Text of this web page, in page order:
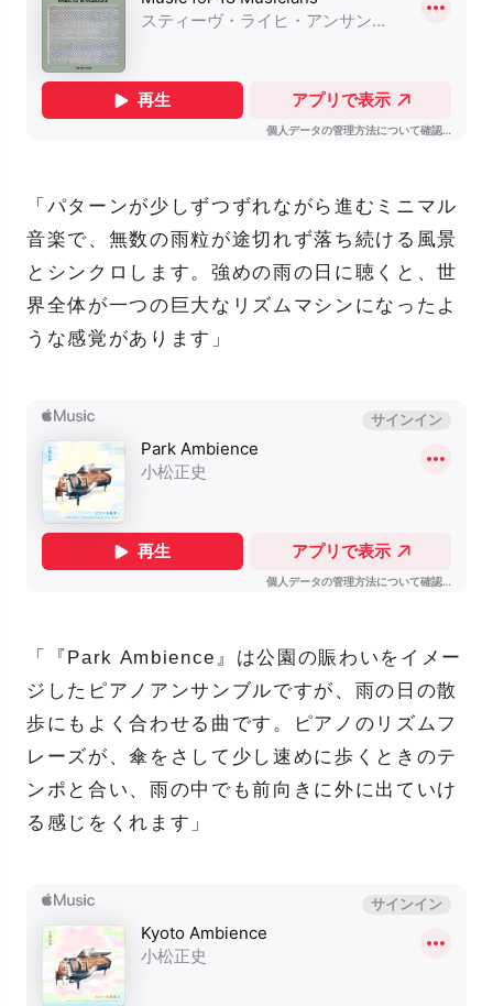
「パターンが少しずつずれながら進むミニマル
音楽で、無数の雨粒が途切れず落ち続ける風景
とシンクロします。強めの雨の日に聴くと、世
界全体が一つの巨大なリズムマシンになったよ
うな感覚があります」
「『Park Ambience』は公園の賑わいをイメー
ジしたピアノアンサンブルですが、雨の日の散
歩にもよく合わせる曲です。ピアノのリズムフ
レーズが、傘をさして少し速めに歩くときのテ
ンポと合い、雨の中でも前向きに外に出ていけ
る感じをくれます」